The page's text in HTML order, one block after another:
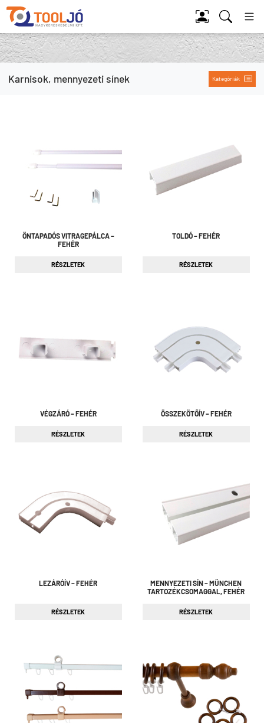
Tool Jó
Karnisok, mennyezeti sínek Kategóriák
ÖNTAPADÓS VITRAGEPÁLCA –
FEHÉR
RÉSZLETEK
TOLDÓ – FEHÉR
RÉSZLETEK
VÉGZÁRÓ – FEHÉR
RÉSZLETEK
ÖSSZEKÖTŐÍV – FEHÉR
RÉSZLETEK
LEZÁRÓÍV – FEHÉR
RÉSZLETEK
MENNYEZETI SÍN – MÜNCHEN
TARTOZÉKCSOMAGGAL, FEHÉR
RÉSZLETEK